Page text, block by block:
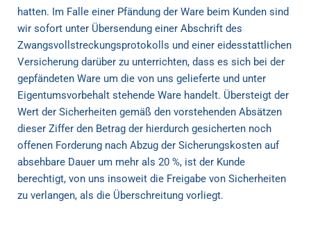
hatten. Im Falle einer Pfändung der Ware beim Kunden sind
wir sofort unter Übersendung einer Abschrift des
Zwangsvollstreckungsprotokolls und einer eidesstattlichen
Versicherung darüber zu unterrichten, dass es sich bei der
gepfändeten Ware um die von uns gelieferte und unter
Eigentumsvorbehalt stehende Ware handelt. Übersteigt der
Wert der Sicherheiten gemäß den vorstehenden Absätzen
dieser Ziffer den Betrag der hierdurch gesicherten noch
offenen Forderung nach Abzug der Sicherungskosten auf
absehbare Dauer um mehr als 20 %, ist der Kunde
berechtigt, von uns insoweit die Freigabe von Sicherheiten
zu verlangen, als die Überschreitung vorliegt.